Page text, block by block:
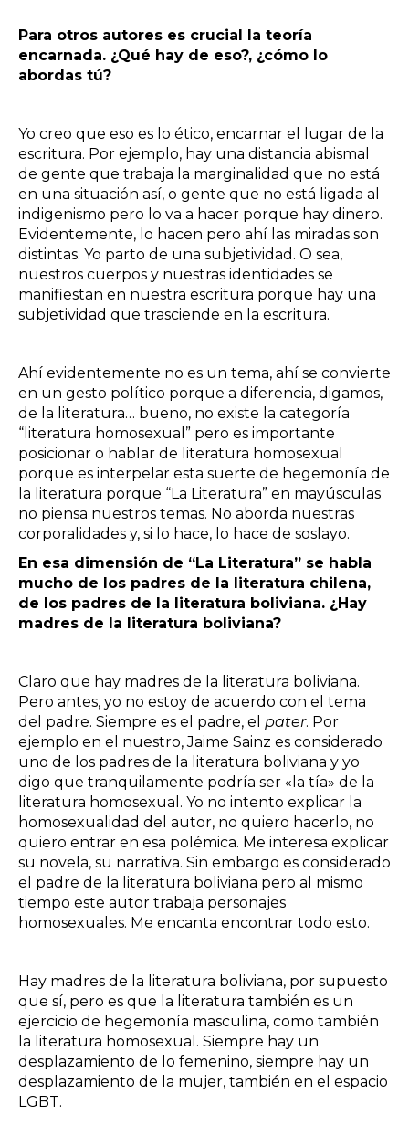
Para otros autores es crucial la teoría
encarnada. ¿Qué hay de eso?, ¿cómo lo
abordas tú?
Yo creo que eso es lo ético, encarnar el lugar de la
escritura. Por ejemplo, hay una distancia abismal
de gente que trabaja la marginalidad que no está
en una situación así, o gente que no está ligada al
indigenismo pero lo va a hacer porque hay dinero.
Evidentemente, lo hacen pero ahí las miradas son
distintas. Yo parto de una subjetividad. O sea,
nuestros cuerpos y nuestras identidades se
manifiestan en nuestra escritura porque hay una
subjetividad que trasciende en la escritura.
Ahí evidentemente no es un tema, ahí se convierte
en un gesto político porque a diferencia, digamos,
de la literatura… bueno, no existe la categoría
“literatura homosexual” pero es importante
posicionar o hablar de literatura homosexual
porque es interpelar esta suerte de hegemonía de
la literatura porque “La Literatura” en mayúsculas
no piensa nuestros temas. No aborda nuestras
corporalidades y, si lo hace, lo hace de soslayo.
En esa dimensión de “La Literatura” se habla
mucho de los padres de la literatura chilena,
de los padres de la literatura boliviana. ¿Hay
madres de la literatura boliviana?
Claro que hay madres de la literatura boliviana.
Pero antes, yo no estoy de acuerdo con el tema
del padre. Siempre es el padre, el pater. Por
ejemplo en el nuestro, Jaime Sainz es considerado
uno de los padres de la literatura boliviana y yo
digo que tranquilamente podría ser «la tía» de la
literatura homosexual. Yo no intento explicar la
homosexualidad del autor, no quiero hacerlo, no
quiero entrar en esa polémica. Me interesa explicar
su novela, su narrativa. Sin embargo es considerado
el padre de la literatura boliviana pero al mismo
tiempo este autor trabaja personajes
homosexuales. Me encanta encontrar todo esto.
Hay madres de la literatura boliviana, por supuesto
que sí, pero es que la literatura también es un
ejercicio de hegemonía masculina, como también
la literatura homosexual. Siempre hay un
desplazamiento de lo femenino, siempre hay un
desplazamiento de la mujer, también en el espacio
LGBT.